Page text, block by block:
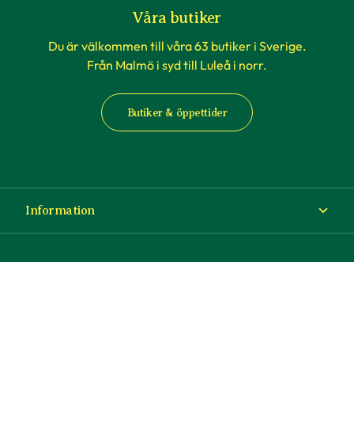
Våra butiker
Du är välkommen till våra 63 butiker i Sverige.
Från Malmö i syd till Luleå i norr.
Butiker & öppettider
Information